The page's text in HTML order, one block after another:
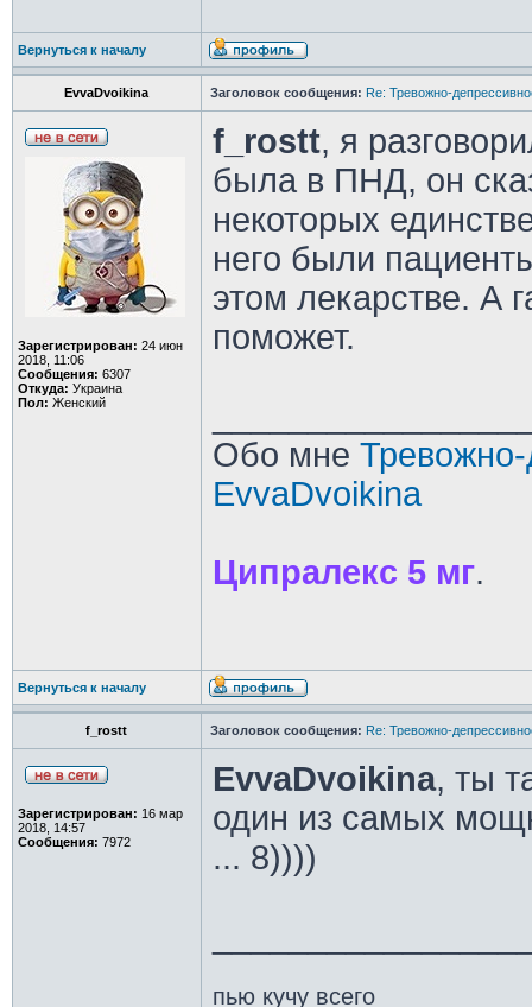
Вернуться к началу
EvvaDvoikina Заголовок сообщения: Re: Тревожно-
Зарегистрирован: 24 июн
2018, 11:06
Сообщения: 6307
Откуда: Украина
Пол: Женский
f_rostt, я
была в ПНД, он
некоторых
него были
этом лекарстве. А
поможет.
Обо мне Тревожно-
EvvaDvoikina
Ципралекс 5 мг.
Вернуться к началу
f_rostt Заголовок сообщения: Re: Тревожно-
Зарегистрирован: 16 мар
2018, 14:57
Сообщения: 7972
EvvaDvoikina, ты
один из самых
... 8))))
пью кучу всего